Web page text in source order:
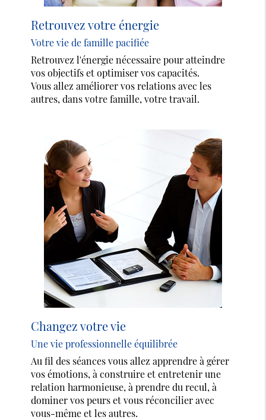
Retrouvez votre énergie
Votre vie de famille pacifiée
Retrouvez l'énergie nécessaire pour atteindre
vos objectifs et optimiser vos capacités.
Vous allez améliorer vos relations avec les
autres, dans votre famille, votre travail.
Changez votre vie
Une vie professionnelle équilibrée
Au fil des séances vous allez apprendre à gérer
vos émotions, à construire et entretenir une
relation harmonieuse, à prendre du recul, à
dominer vos peurs et vous réconcilier avec
vous-même et les autres.